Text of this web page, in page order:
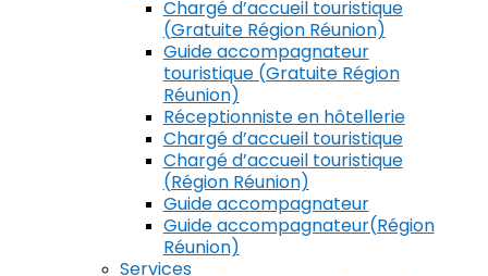
Chargé d’accueil touristique
(Gratuite Région Réunion)
Guide accompagnateur
touristique (Gratuite Région
Réunion)
Réceptionniste en hôtellerie
Chargé d’accueil touristique
Chargé d’accueil touristique
(Région Réunion)
Guide accompagnateur
Guide accompagnateur(Région
Réunion)
Services